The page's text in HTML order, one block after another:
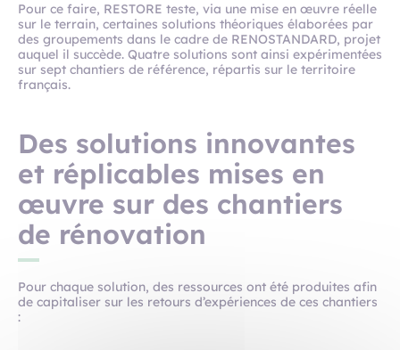
Pour ce faire, RESTORE teste, via une mise en œuvre réelle
sur le terrain, certaines solutions théoriques élaborées par
des groupements dans le cadre de RENOSTANDARD, projet
auquel il succède. Quatre solutions sont ainsi expérimentées
sur sept chantiers de référence, répartis sur le territoire
français.
Des solutions innovantes
et réplicables mises en
œuvre sur des chantiers
de rénovation
Pour chaque solution, des ressources ont été produites afin
de capitaliser sur les retours d’expériences de ces chantiers
: